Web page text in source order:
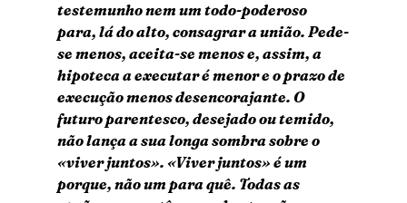
testemunho nem um todo-poderoso
para, lá do alto, consagrar a união. Pede-
se menos, aceita-se menos e, assim, a
hipoteca a executar é menor e o prazo de
execução menos desencorajante. O
futuro parentesco, desejado ou temido,
não lança a sua longa sombra sobre o
«viver juntos». «Viver juntos» é um
porque, não um para quê. Todas as